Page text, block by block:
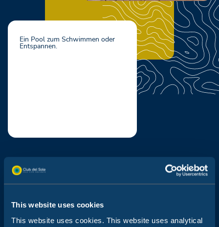
This website uses cookies
This website uses cookies. This website uses analytical
Ein Pool zum Schwimmen oder
Entspannen.
Kinder-Schwimmbecken